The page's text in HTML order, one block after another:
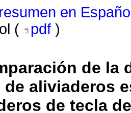
resumen en
(
pdf )
de la
de aliviaderos
de tecla